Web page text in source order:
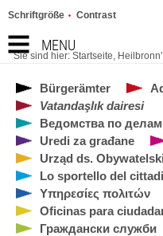
MENU
Schriftgröße Contrast
Sie sind hier: Startseite,
Bürgerämter
Vatandaşlık dairesi
Ведомства по
Uredi za građane
Urząd ds.
Lo sportello del
Υπηρεσίες πολιτών
Oficinas para
Граждански служби